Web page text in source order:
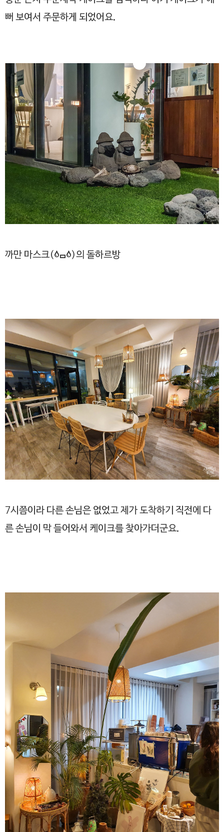
뻐 보여서 주문하게 되었어요.
까만 마스크(;ㅁ;)의 돌하르방
7시쯤이라 다른 손님은 없었고 제가 도착하기 직전에 다
른 손님이 막 들어와서 케이크를 찾아가더군요.